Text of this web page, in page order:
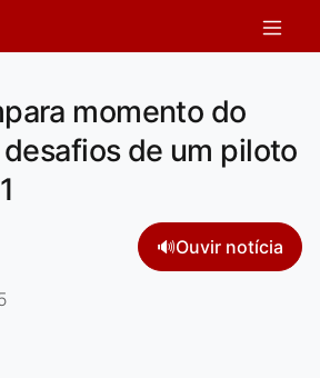
momento do
desafios de um piloto
🔊Ouvir notícia